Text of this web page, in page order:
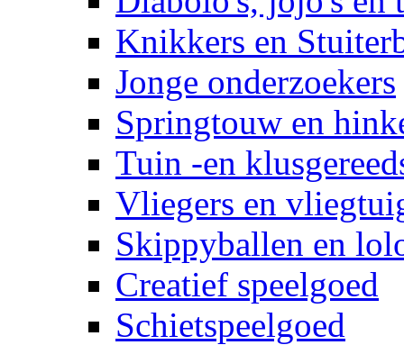
Knikkers en
Jonge onderzoekers
Springtouw en
Tuin -en
Vliegers en
Skippyballen en
Creatief speelgoed
Schietspeelgoed